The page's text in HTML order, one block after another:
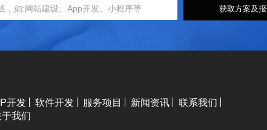
获取方案及
开发 软件开发 服务项目 新闻资讯
联系我们
我们